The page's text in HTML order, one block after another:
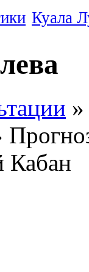
Куала
Кабан